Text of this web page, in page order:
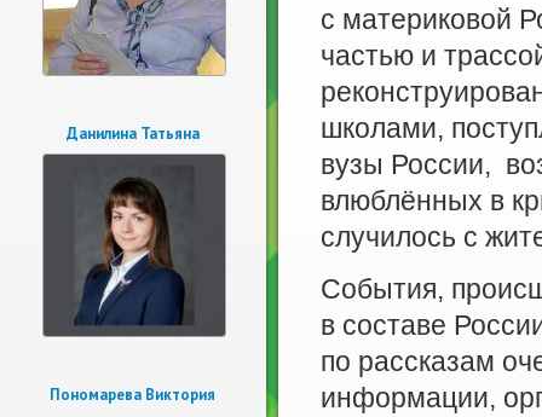
Данилина Татьяна
Пономарева Виктория
с материковой
частью и
школами,
вузы России,
влюблённых в
случилось с
События,
в составе
по рассказам
информации,